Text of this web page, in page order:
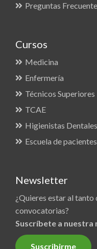
Preguntas
Cursos
Medicina
Enfermería
Técnicos Superiores
TCAE
Higienistas Dentales
Escuela de pacientes
Newsletter
¿Quieres estar al tanto
convocatorias?
Suscríbete a
Suscribirme